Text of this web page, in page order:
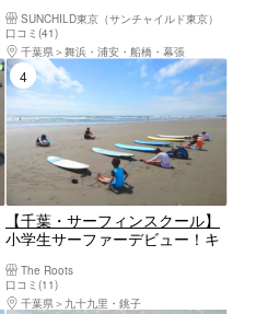
から好アクセスJR市川↔︎海まで
送迎
SUNCHILD東京（サンチャイルド東京）
口コミ(41)
千葉県
舞浜・浦安・船橋・幕張
4位
【千葉・サーフィンスクール】
小学生サーファーデビュー！キ
The Roots
口コミ(11)
千葉県
九十九里・銚子